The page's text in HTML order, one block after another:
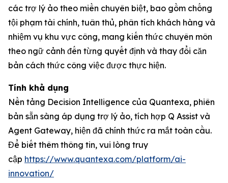
các trợ lý ảo theo miền chuyên biệt, bao gồm chống
tội phạm tài chính, tuân thủ, phân tích khách hàng và
nhiệm vụ khu vực công, mang kiến thức chuyên môn
theo ngữ cảnh đến từng quyết định và thay đổi căn
bản cách thức công việc được thực hiện.
Tính khả dụng
Nền tảng Decision Intelligence của Quantexa, phiên
bản sẵn sàng áp dụng trợ lý ảo, tích hợp Q Assist và
Agent Gateway, hiện đã chính thức ra mắt toàn cầu.
Để biết thêm thông tin, vui lòng truy
cập https://www.quantexa.com/platform/ai-
innovation/